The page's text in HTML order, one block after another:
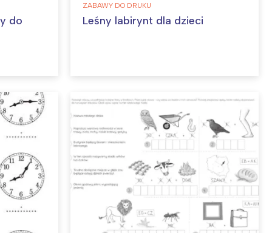
do
ZABAWY DO DRUKU
Leśny labirynt dla dzieci